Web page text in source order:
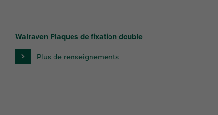
Walraven Plaques de fixation double
Plus de renseignements